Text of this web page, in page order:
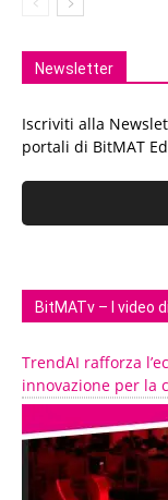
Newsletter
Iscriviti alla
portali di BitMAT
BitMATv – I video
TrendAI rafforza
innovazione per la